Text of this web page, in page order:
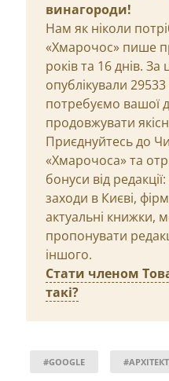
винагороди!
Нам як ніколи
«Хмарочос» пише
років та 16 днів.
опублікували
потребуємо вашої
продовжувати
Приєднуйтесь до
«Хмарочоса» та
бонуси від
заходи в Києві,
актуальні книжки,
пропонувати
іншого.
Стати членом
такі?
#GOOGLE